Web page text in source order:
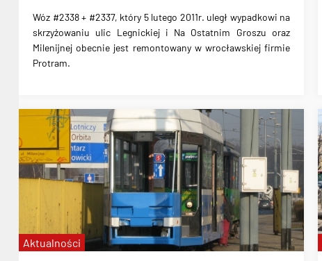
Wóz #2338 + #2337, który 5 lutego 2011r. uległ wypadkowi na
skrzyżowaniu ulic Legnickiej i Na Ostatnim Groszu oraz
Milenijnej obecnie jest remontowany w wrocławskiej firmie
Protram.
Aktualności